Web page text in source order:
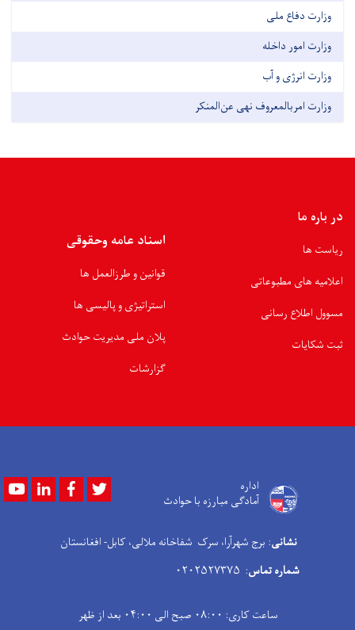
وزارت دفاع ملی
وزارت امور داخله
وزارت انرژی و آب
وزارت امربالمعروف نهی عن‌المنکر
در باره ما
ریاست ها
اعلامیه های مطبوعاتی
مسوول اطلاع رسانی
ثبت شکایات
اسناد عامه وحقوقی
قوانین و طرزالعمل ها
استراتیژی و پالیسی ها
پلان ملی مدیریت حوادث
گزارشات
اداره
آمادگی مبارزه با حوادث
YoutubeLinkedInFacebook
نشانی: برج شهرآرا، سرک شفاخانه ملالی، کابل- افغانستان
شماره تماس: ۰۲۰۲۵۲۷۳۷۵
ساعت کاری: ۰۸:۰۰ صبح الی ۰۴:۰۰ بعد از ظهر